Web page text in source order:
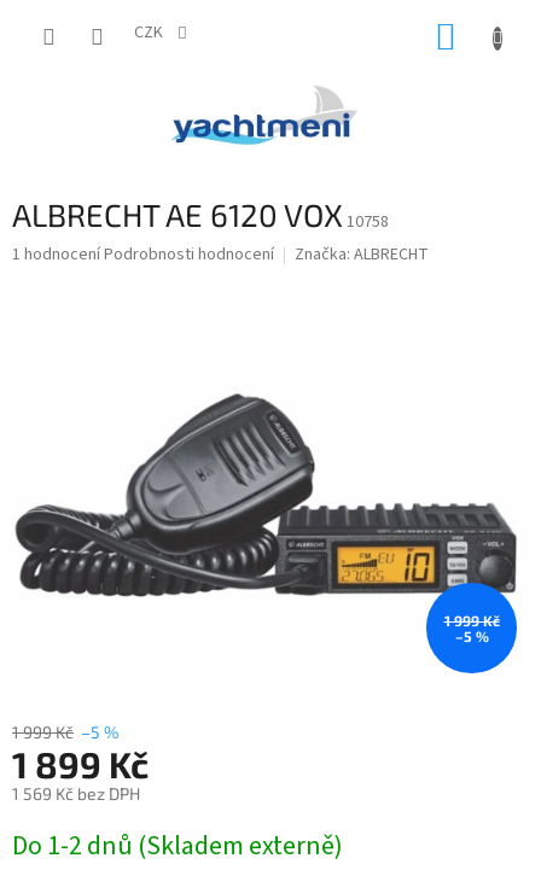
CZK
ALBRECHT AE 6120 VOX 10758
Průměrné
1 hodnoceníPodrobnosti hodnocení Značka: ALBRECHT
1 999 Kč
–5 %
1 999 Kč –5 %
1 899 Kč
1 569 Kč bez DPH
cena:
Do 1-2 dnů (Skladem externě)